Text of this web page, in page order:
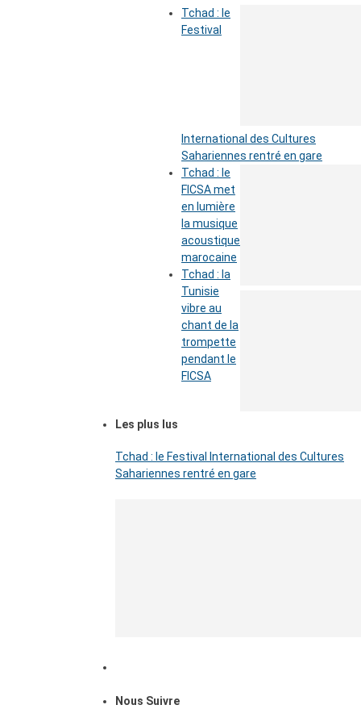
Tchad : le
Festival
International des Cultures
Sahariennes rentré en gare
Tchad : le
FICSA met
en lumière
la musique
acoustique
marocaine
Tchad : la
Tunisie
vibre au
chant de la
trompette
pendant le
FICSA
Les plus lus
Tchad : le Festival International des Cultures
Sahariennes rentré en gare
Nous Suivre